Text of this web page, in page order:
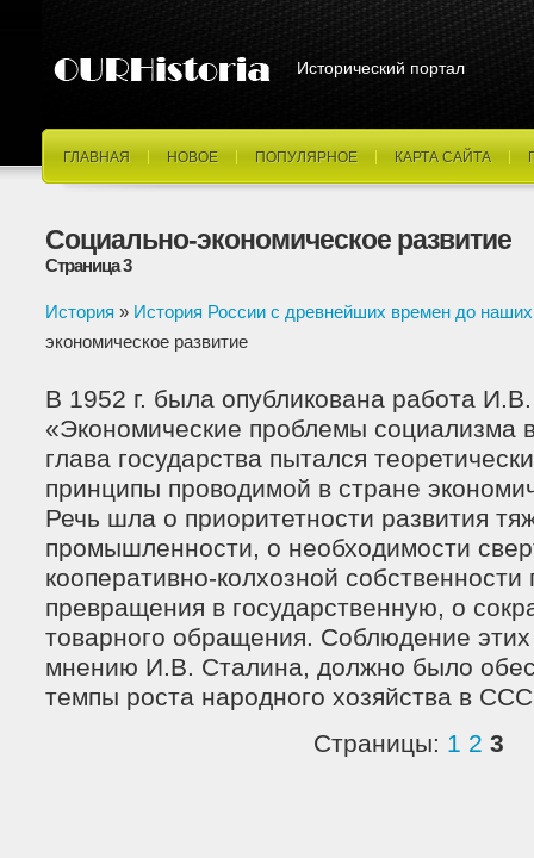
Исторический портал
ГЛАВНАЯ НОВОЕ ПОПУЛЯРНОЕ КАРТА САЙТА
Социально-экономическое развитие
Страница 3
История » История России с древнейших времен до
экономическое развитие
В 1952 г. была опубликована работа
«Экономические проблемы
глава государства пытался
принципы проводимой в стране
Речь шла о приоритетности развития
промышленности, о необходимости
кооперативно-колхозной собственности
превращения в государственную, о
товарного обращения. Соблюдение
мнению И.В. Сталина, должно было
темпы роста народного хозяйства в
Страницы: 1 2 3